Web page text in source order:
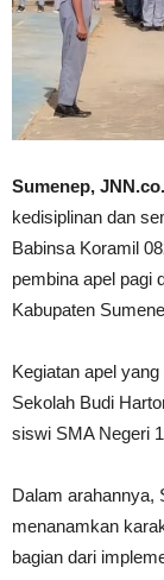
Sumenep,
kedisiplinan dan
Babinsa Koramil
pembina apel pagi
Kabupaten
Kegiatan apel
Sekolah Budi
siswi SMA Negeri
Dalam arahannya,
menanamkan
bagian dari